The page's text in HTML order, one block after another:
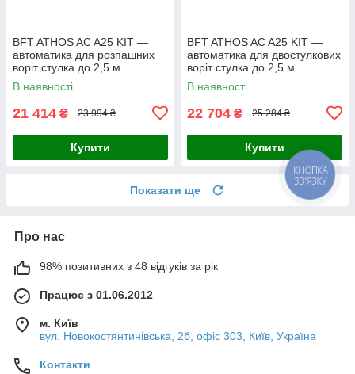
BFT ATHOS AC A25 KIT —
автоматика для розпашних
воріт стулка до 2,5 м
В наявності
21 414 ₴ 23 994 ₴
Купити
BFT ATHOS AC A25 KIT —
автоматика для двостулкових
воріт стулка до 2,5 м
В наявності
22 704 ₴ 25 284 ₴
Купити
Показати ще
Про нас
98% позитивних з 48 відгуків за рік
Працює з 01.06.2012
м. Київ
вул. Новокостянтинівська, 2б, офіс 303, Київ, Україна
Контакти
КНОПКА
ЗВ'ЯЗКУ